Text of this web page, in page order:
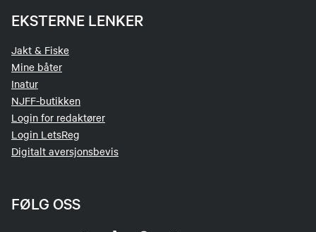
EKSTERNE LENKER
Jakt & Fiske
Mine båter
Inatur
NJFF-butikken
Login for redaktører
Login LetsReg
Digitalt aversjonsbevis
FØLG OSS